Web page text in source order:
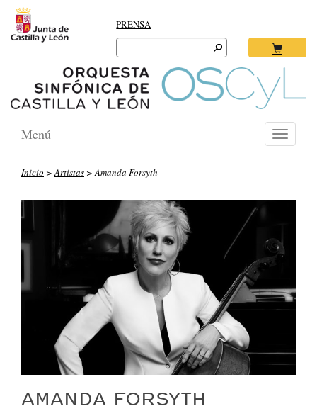
PRENSA
Search
for:
Toggle
Menú
Inicio >Artistas > Amanda Forsyth
AMANDA FORSYTH